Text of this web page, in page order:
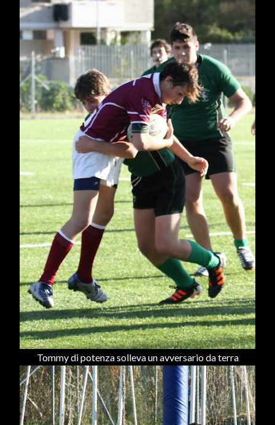
Tommy di potenza solleva un avversario da terra